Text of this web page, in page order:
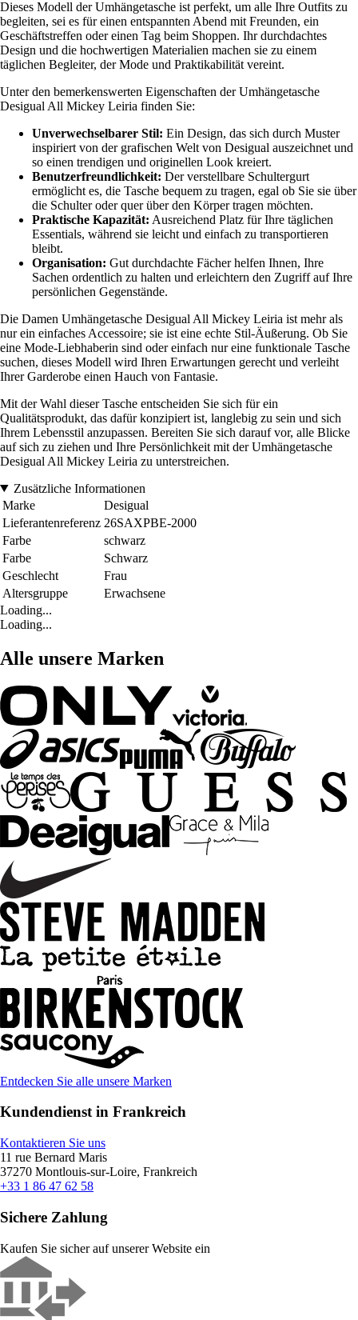
Dieses Modell der Umhängetasche ist perfekt, um alle Ihre Outfits zu
begleiten, sei es für einen entspannten Abend mit Freunden, ein
Geschäftstreffen oder einen Tag beim Shoppen. Ihr durchdachtes
Design und die hochwertigen Materialien machen sie zu einem
täglichen Begleiter, der Mode und Praktikabilität vereint.
Unter den bemerkenswerten Eigenschaften der Umhängetasche
Desigual All Mickey Leiria finden Sie:
Unverwechselbarer Stil: Ein Design, das sich durch Muster
inspiriert von der grafischen Welt von Desigual auszeichnet und
so einen trendigen und originellen Look kreiert.
Benutzerfreundlichkeit: Der verstellbare Schultergurt
ermöglicht es, die Tasche bequem zu tragen, egal ob Sie sie über
die Schulter oder quer über den Körper tragen möchten.
Praktische Kapazität: Ausreichend Platz für Ihre täglichen
Essentials, während sie leicht und einfach zu transportieren
bleibt.
Organisation: Gut durchdachte Fächer helfen Ihnen, Ihre
Sachen ordentlich zu halten und erleichtern den Zugriff auf Ihre
persönlichen Gegenstände.
Die Damen Umhängetasche Desigual All Mickey Leiria ist mehr als
nur ein einfaches Accessoire; sie ist eine echte Stil-Äußerung. Ob Sie
eine Mode-Liebhaberin sind oder einfach nur eine funktionale Tasche
suchen, dieses Modell wird Ihren Erwartungen gerecht und verleiht
Ihrer Garderobe einen Hauch von Fantasie.
Mit der Wahl dieser Tasche entscheiden Sie sich für ein
Qualitätsprodukt, das dafür konzipiert ist, langlebig zu sein und sich
Ihrem Lebensstil anzupassen. Bereiten Sie sich darauf vor, alle Blicke
auf sich zu ziehen und Ihre Persönlichkeit mit der Umhängetasche
Desigual All Mickey Leiria zu unterstreichen.
Zusätzliche Informationen
Marke
Desigual
Lieferantenreferenz 26SAXPBE-2000
Farbe
schwarz
Farbe
Schwarz
Geschlecht
Frau
Altersgruppe
Erwachsene
Loading...
Loading...
Alle unsere Marken
Entdecken Sie alle unsere Marken
Kundendienst in Frankreich
Kontaktieren Sie uns
11 rue Bernard Maris
37270 Montlouis-sur-Loire, Frankreich
+33 1 86 47 62 58
Sichere Zahlung
Kaufen Sie sicher auf unserer Website ein